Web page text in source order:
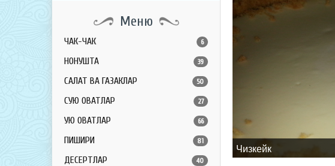
Меню
ЧАК-ЧАК 6
НОНУШТА 39
САЛАТ ВА ГАЗАКЛАР 50
СУЮҚ ОВҚАТЛАР 27
ҚУЮҚ ОВҚАТЛАР 66
ПИШИРИҚ 81
ДЕСЕРТЛАР 40
Чизкейк